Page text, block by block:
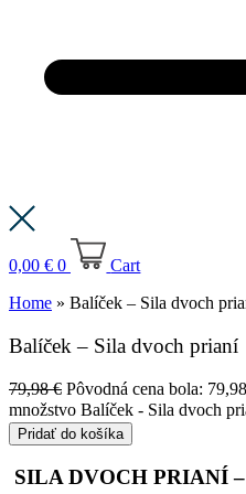
0,00 € 0
Cart
Home » Balíček – Sila dvoch
Balíček – Sila dvoch prianí
79,98€ Pôvodná cena bola:
množstvo Balíček - Sila dvoch
Pridať do košíka
SILA DVOCH PRIANÍ